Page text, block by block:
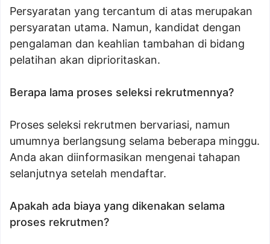
Persyaratan yang tercantum di atas merupakan
persyaratan utama. Namun, kandidat dengan
pengalaman dan keahlian tambahan di bidang
pelatihan akan diprioritaskan.
Berapa lama proses seleksi rekrutmennya?
Proses seleksi rekrutmen bervariasi, namun
umumnya berlangsung selama beberapa minggu.
Anda akan diinformasikan mengenai tahapan
selanjutnya setelah mendaftar.
Apakah ada biaya yang dikenakan selama
proses rekrutmen?